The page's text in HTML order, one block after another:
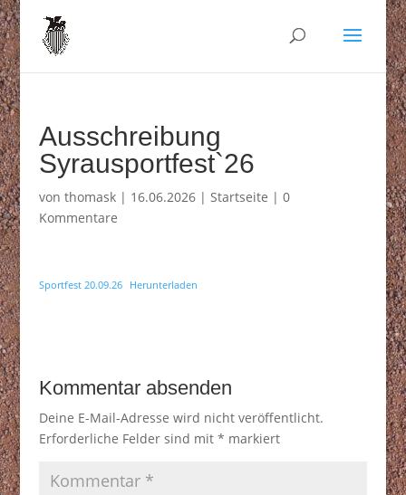
Ausschreibung
Syrausportfest`26
von thomask| 16.06.2026| Startseite | 0
Kommentare
Sportfest 20.09.26 Herunterladen
Kommentar absenden
Deine E-Mail-Adresse wird nicht veröffentlicht.
Erforderliche Felder sind mit * markiert